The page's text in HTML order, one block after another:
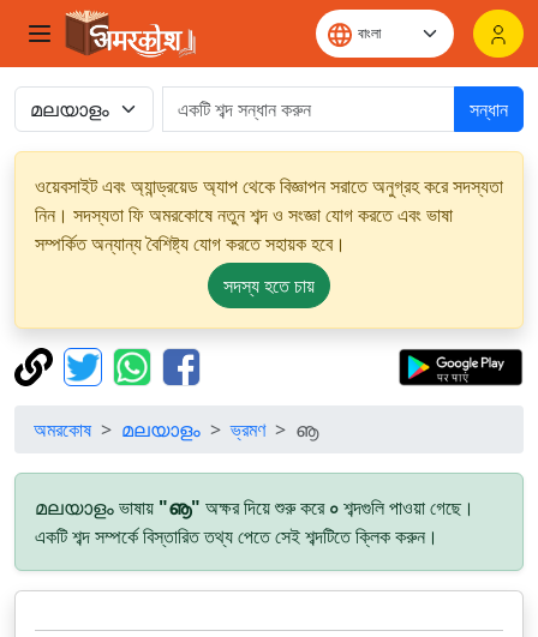
সন্ধান
ওয়েবসাইট এবং অ্যান্ড্রয়েড অ্যাপ থেকে বিজ্ঞাপন সরাতে অনুগ্রহ করে সদস্যতা
নিন। সদস্যতা ফি অমরকোষে নতুন শব্দ ও সংজ্ঞা যোগ করতে এবং ভাষা
সম্পর্কিত অন্যান্য বৈশিষ্ট্য যোগ করতে সহায়ক হবে।
সদস্য হতে চায়
অমরকোষ മലയാളം ভ্রমণ ൡ
മലയാളം ভাষায় "ൡ" অক্ষর দিয়ে শুরু করে০শব্দগুলি পাওয়া গেছে।
একটি শব্দ সম্পর্কে বিস্তারিত তথ্য পেতে সেই শব্দটিতে ক্লিক করুন।